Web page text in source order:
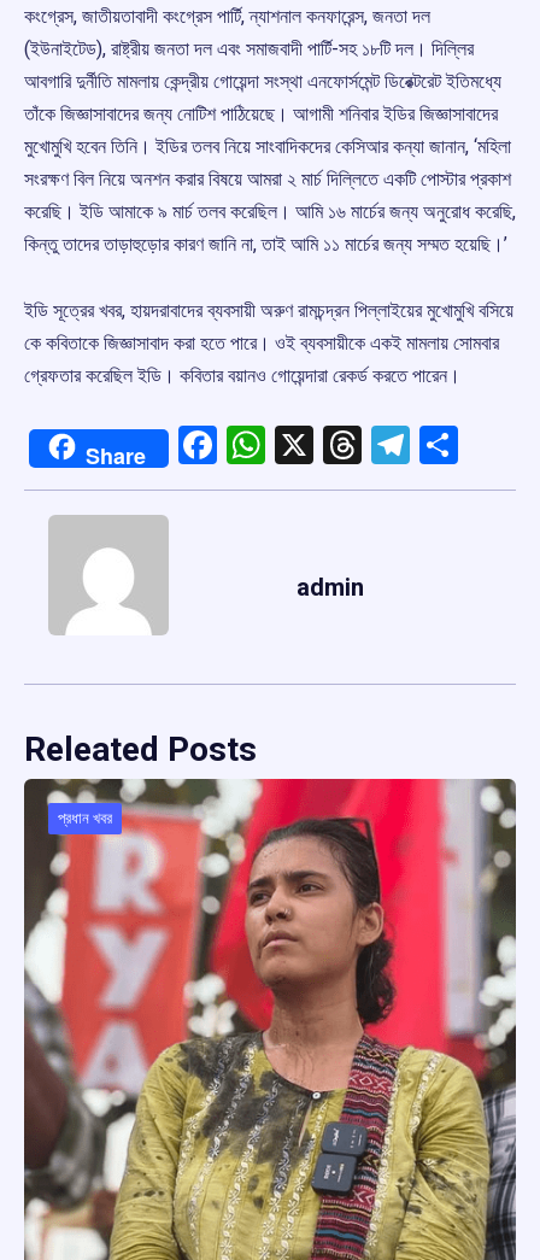
কংগ্রেস, জাতীয়তাবাদী কংগ্রেস পার্টি, ন্যাশনাল কনফারেন্স, জনতা দল
(ইউনাইটেড), রাষ্ট্রীয় জনতা দল এবং সমাজবাদী পার্টি-সহ ১৮টি দল। দিল্লির
আবগারি দুর্নীতি মামলায় কেন্দ্রীয় গোয়েন্দা সংস্থা এনফোর্সমেন্ট ডিরেক্টরেট ইতিমধ্যে
তাঁকে জিজ্ঞাসাবাদের জন্য নোটিশ পাঠিয়েছে। আগামী শনিবার ইডির জিজ্ঞাসাবাদের
মুখোমুখি হবেন তিনি। ইডির তলব নিয়ে সাংবাদিকদের কেসিআর কন্যা জানান, ‘মহিলা
সংরক্ষণ বিল নিয়ে অনশন করার বিষয়ে আমরা ২ মার্চ দিল্লিতে একটি পোস্টার প্রকাশ
করেছি। ইডি আমাকে ৯ মার্চ তলব করেছিল। আমি ১৬ মার্চের জন্য অনুরোধ করেছি,
কিন্তু তাদের তাড়াহুড়োর কারণ জানি না, তাই আমি ১১ মার্চের জন্য সম্মত হয়েছি।’
ইডি সূত্রের খবর, হায়দরাবাদের ব্যবসায়ী অরুণ রামচন্দ্রন পিল্লাইয়ের মুখোমুখি বসিয়ে
কে কবিতাকে জিজ্ঞাসাবাদ করা হতে পারে। ওই ব্যবসায়ীকে একই মামলায় সোমবার
গ্রেফতার করেছিল ইডি। কবিতার বয়ানও গোয়েন্দারা রেকর্ড করতে পারেন।
Share Facebook
WhatsApp
X Threads
admin
Releated Posts
প্রধান খবর